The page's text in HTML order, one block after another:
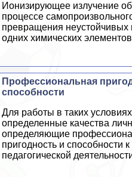
Ионизирующее излучение
процессе
превращения неустойчивых
одних химических
Профессиональная
способности
Для работы в таких
определенные качества
определяющие
пригодность и способности к
педагогической